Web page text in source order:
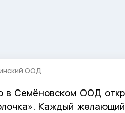
ООД
в Семёновском ООД
Каждый